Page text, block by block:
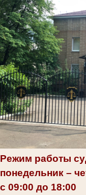
Режим работы
понедельник –
с 09:00 до 18:00